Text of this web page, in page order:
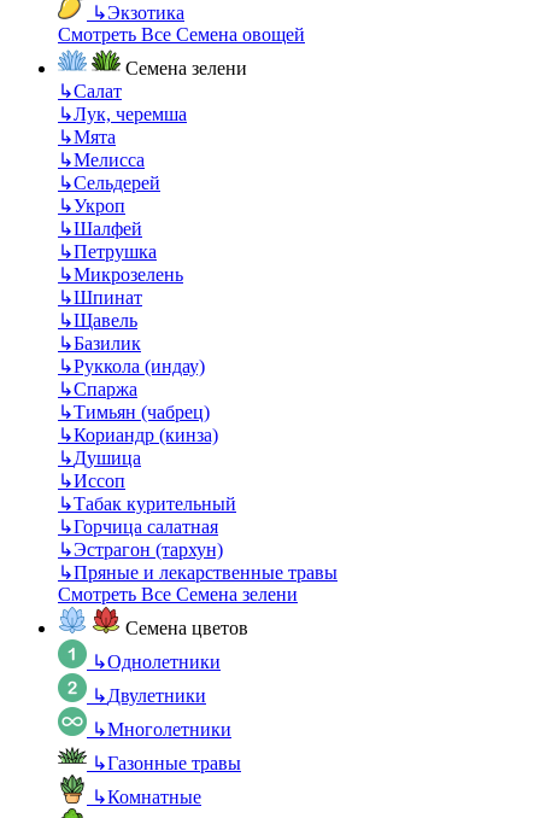
↳Экзотика
Смотреть Все Семена овощей
Семена зелени
↳Салат
↳Лук, черемша
↳Мята
↳Мелисса
↳Сельдерей
↳Укроп
↳Шалфей
↳Петрушка
↳Микрозелень
↳Шпинат
↳Щавель
↳Базилик
↳Руккола (индау)
↳Спаржа
↳Тимьян (чабрец)
↳Кориандр (кинза)
↳Душица
↳Иссоп
↳Табак курительный
↳Горчица салатная
↳Эстрагон (тархун)
↳Пряные и лекарственные травы
Смотреть Все Семена зелени
Семена цветов
↳Однолетники
↳Двулетники
↳Многолетники
↳Газонные травы
↳Комнатные